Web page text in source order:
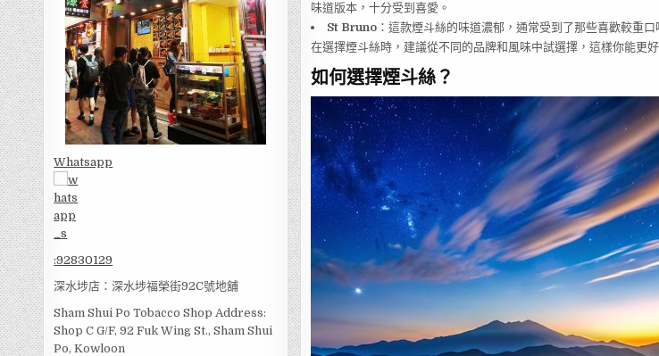
Whatsapp
:92830129
深水埗店：深水埗福榮街92C號地舖
Sham Shui Po Tobacco Shop Address:
Shop C G/F, 92 Fuk Wing St., Sham Shui
Po, Kowloon
味道版本，十分受到喜愛。
St Bruno：這款煙斗絲的味道濃郁，通常受到了那些喜歡較重口
在選擇煙斗絲時，建議從不同的品牌和風味中試選擇，這樣你能更
如何選擇煙斗絲？